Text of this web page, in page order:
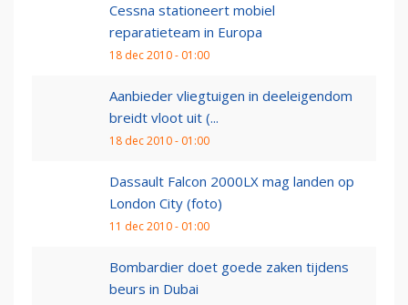
Cessna stationeert mobiel
reparatieteam in Europa
18 dec 2010 - 01:00
Aanbieder vliegtuigen in deeleigendom
breidt vloot uit (...
18 dec 2010 - 01:00
Dassault Falcon 2000LX mag landen op
London City (foto)
11 dec 2010 - 01:00
Bombardier doet goede zaken tijdens
beurs in Dubai